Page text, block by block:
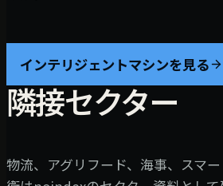
インテリジェントマシンを見る
隣接セクター
物流、アグリフード、海事、スマ